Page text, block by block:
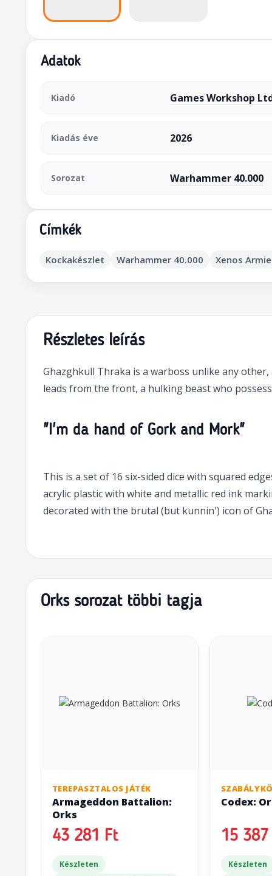
Adatok
Kiadó Games Workshop
Kiadás éve 2026
Sorozat Warhammer 40.000
Címkék
Kockakészlet Warhammer 40.000 Xenos
Részletes leírás
Ghazghkull Thraka is a warboss unlike any
leads from the front, a hulking beast who
"I'm da hand of Gork and Mork"
This is a set of 16 six-sided dice with squared
acrylic plastic with white and metallic red ink
decorated with the brutal (but kunnin') icon of
Orks sorozat többi tagja
TEREPASZTALOS JÁTÉK
Armageddon Battalion:
Orks
43 281 Ft
Készleten
Codex:
15 387
Készleten